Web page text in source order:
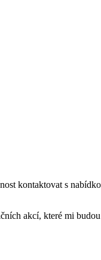
kontaktovat s
akcí, které mi